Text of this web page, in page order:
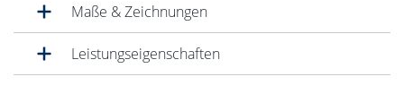
Maße & Zeichnungen
Leistungseigenschaften